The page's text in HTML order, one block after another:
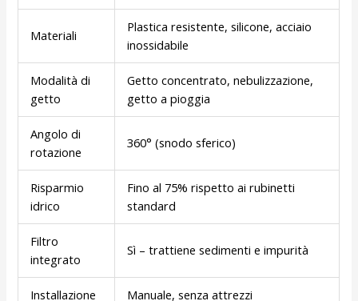
Materiali
Plastica resistente, silicone, acciaio
inossidabile
Modalità di
getto
Getto concentrato, nebulizzazione,
getto a pioggia
Angolo di
rotazione
360° (snodo sferico)
Risparmio
idrico
Fino al 75% rispetto ai rubinetti
standard
Filtro
integrato
Sì – trattiene sedimenti e impurità
Installazione Manuale, senza attrezzi